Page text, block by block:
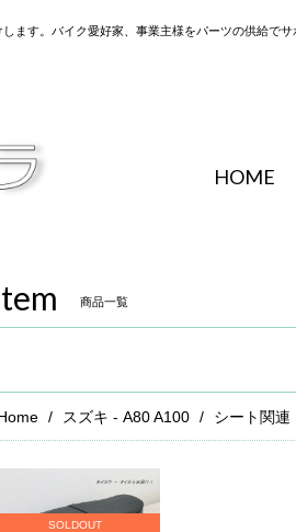
す。バイク愛好家、事業主様をパーツの供給でサ
HOME
商品一覧
スズキ - A80 A100 シート関連
SOLDOUT